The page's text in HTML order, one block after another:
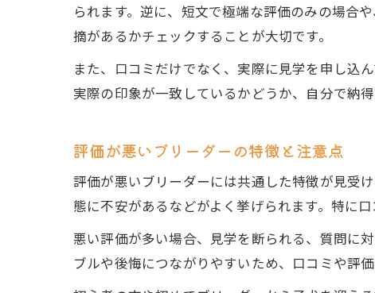
られます。逆に、短文で極端な評価のみの場合
摘があるかチェックすることが大切です。
また、口コミだけでなく、実際に見学を申し込
実際の印象が一致しているかどうか、自分で納
評価が悪いブリーダーの特徴と注意点
評価が悪いブリーダーには共通した特徴が見受
態に不安があるなどがよく挙げられます。特に
悪い評価が多い場合、見学を断られる、質問に
ブルや後悔につながりやすいため、口コミや評